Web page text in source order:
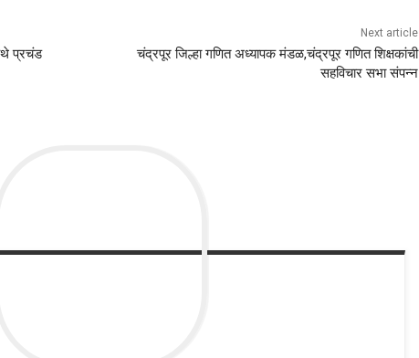
प्रचंड
Next article
चंद्रपूर जिल्हा गणित अध्यापक मंडळ,चंद्रपूर गणित शिक्षकांची
सहविचार सभा संपन्न